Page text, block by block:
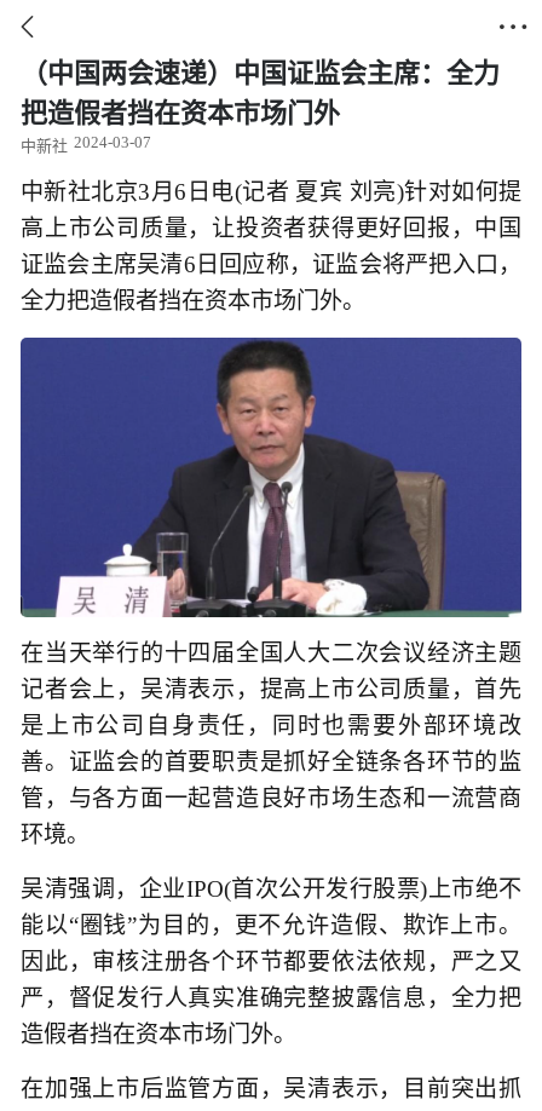
 
（中国两会速递）中国证监会主席：全力
把造假者挡在资本市场门外
中新社 2024-03-07
中新社北京3月6日电(记者 夏宾 刘亮)针对如何提
高上市公司质量，让投资者获得更好回报，中国
证监会主席吴清6日回应称，证监会将严把入口，
全力把造假者挡在资本市场门外。
在当天举行的十四届全国人大二次会议经济主题
记者会上，吴清表示，提高上市公司质量，首先
是上市公司自身责任，同时也需要外部环境改
善。证监会的首要职责是抓好全链条各环节的监
管，与各方面一起营造良好市场生态和一流营商
环境。
吴清强调，企业IPO(首次公开发行股票)上市绝不
能以“圈钱”为目的，更不允许造假、欺诈上市。
因此，审核注册各个环节都要依法依规，严之又
严，督促发行人真实准确完整披露信息，全力把
造假者挡在资本市场门外。
在加强上市后监管方面，吴清表示，目前突出抓